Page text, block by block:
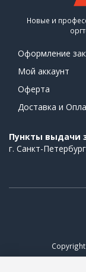
Новые и
Оформление
Мой аккаунт
Оферта
Доставка и
Пункты выдачи
г. Санкт-